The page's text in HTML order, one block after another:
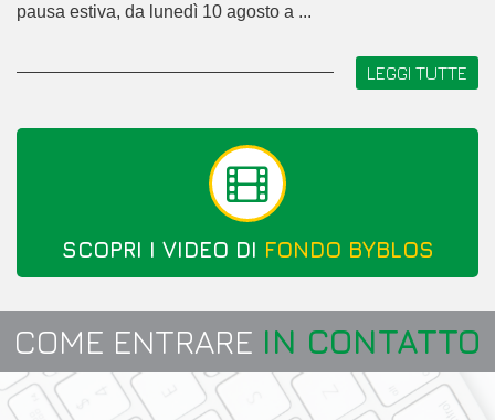
pausa estiva, da lunedì 10 agosto a ...
LEGGI TUTTE
SCOPRI I VIDEO DI FONDO BYBLOS
COME ENTRARE IN CONTATTO